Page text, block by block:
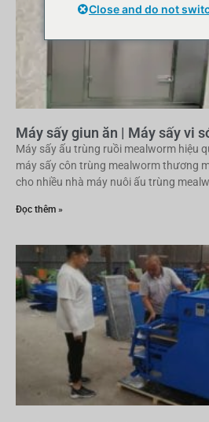
Máy sấy giun ăn | Máy sấy vi
Máy sấy ấu trùng ruồi mealworm hiệu
máy sấy côn trùng mealworm thương
cho nhiều nhà máy nuôi ấu trùng
Đọc thêm »
Close and do not